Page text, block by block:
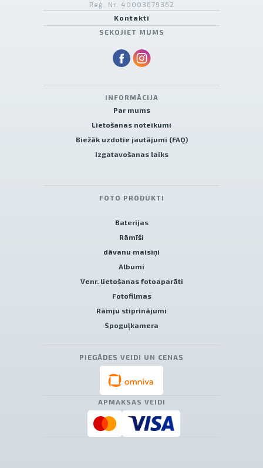
Reģ. Nr. 40003679362
Kontakti
SEKOJIET MUMS
INFORMĀCIJA
Par mums
Lietošanas noteikumi
Biežāk uzdotie jautājumi (FAQ)
Izgatavošanas laiks
FOTO PRODUKTI
Baterijas
Rāmīši
dāvanu maisiņi
Albumi
Venr. lietošanas fotoaparāti
Fotofilmas
Rāmju stiprinājumi
Spoguļkamera
PIEGĀDES VEIDI UN CENAS
APMAKSAS VEIDI